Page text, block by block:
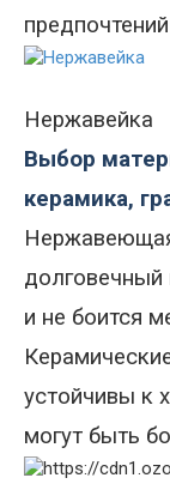
Нержавейка
Выбор
керамика,
долговечный
и не боится
устойчивы к
могут быть